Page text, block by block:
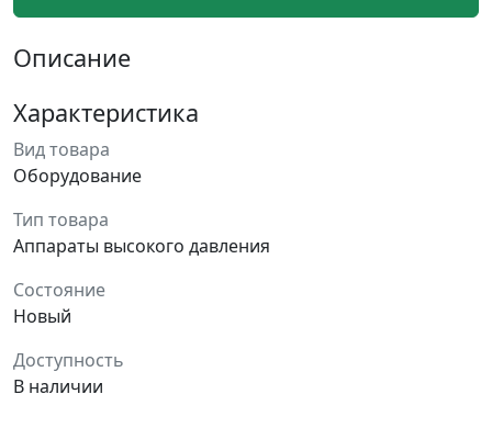
Описание
Характеристика
Вид товара
Оборудование
Тип товара
Аппараты высокого давления
Состояние
Новый
Доступность
В наличии